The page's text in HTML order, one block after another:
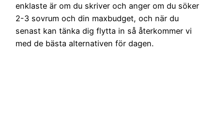
enklaste är om du skriver och anger om du söker
2-3 sovrum och din maxbudget, och när du
senast kan tänka dig flytta in så återkommer vi
med de bästa alternativen för dagen.